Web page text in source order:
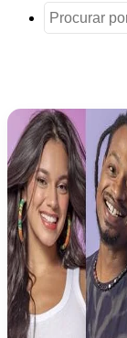
aleatório